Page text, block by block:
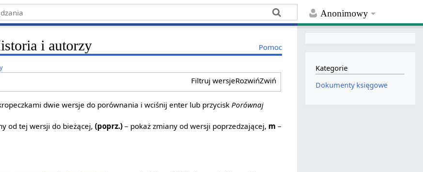
Anonimowy
Pomoc
i autorzy
Filtruj wersjeRozwińZwiń
dwie wersje do porównania i wciśnij enter lub przycisk Porównaj
od tej wersji do bieżącej,(poprz.) – pokaż zmiany od wersji poprzedzającej, m –
Kategorie
Dokumenty księgowe